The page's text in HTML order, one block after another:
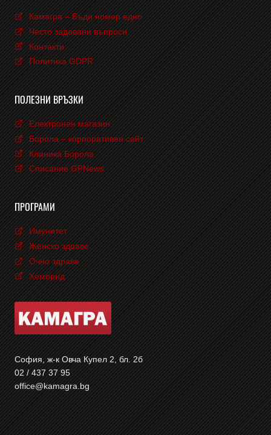
Камагра – Бъди номер едно
Често задавани въпроси
Контакти
Политика GDPR
ПОЛЕЗНИ ВРЪЗКИ
Електронен магазин
Борола – корпоративен сайт
Клиника Борола
Списание GPNews
ПРОГРАМИ
Имунитет
Женско здраве
Очно здраве
Хеморид
София, ж-к Овча Купел 2, бл. 2б
02 / 437 37 95
office@kamagra.bg